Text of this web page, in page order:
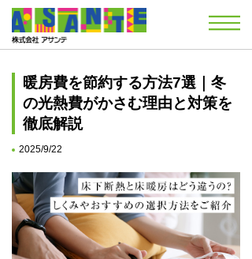
暖房費を節約する方法7選｜冬
の光熱費がかさむ理由と対策を
徹底解説
2025/9/22